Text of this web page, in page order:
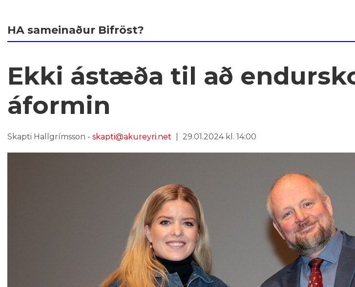
HA sameinaður Bifröst?
Ekki ástæða til að
áformin
Skapti Hallgrímsson - skapti@akureyri.net 29.01.2024 kl. 14:00